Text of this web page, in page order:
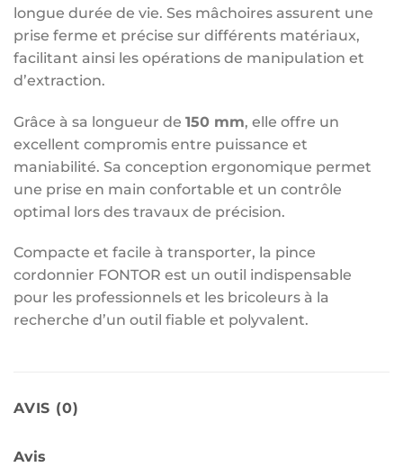
longue durée de vie. Ses mâchoires assurent une
prise ferme et précise sur différents matériaux,
facilitant ainsi les opérations de manipulation et
d’extraction.
Grâce à sa longueur de 150 mm, elle offre un
excellent compromis entre puissance et
maniabilité. Sa conception ergonomique permet
une prise en main confortable et un contrôle
optimal lors des travaux de précision.
Compacte et facile à transporter, la pince
cordonnier FONTOR est un outil indispensable
pour les professionnels et les bricoleurs à la
recherche d’un outil fiable et polyvalent.
AVIS (0)
Avis